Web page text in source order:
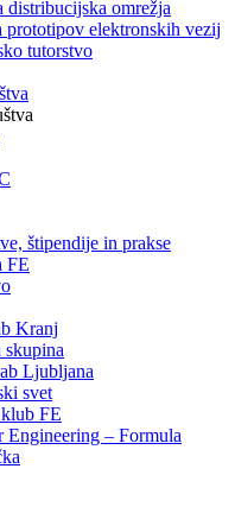
distribucijska omrežja
prototipov elektronskih vezij
tutorstvo
štipendije in prakse
FE
Kranj
skupina
Ljubljana
svet
FE
Engineering – Formula